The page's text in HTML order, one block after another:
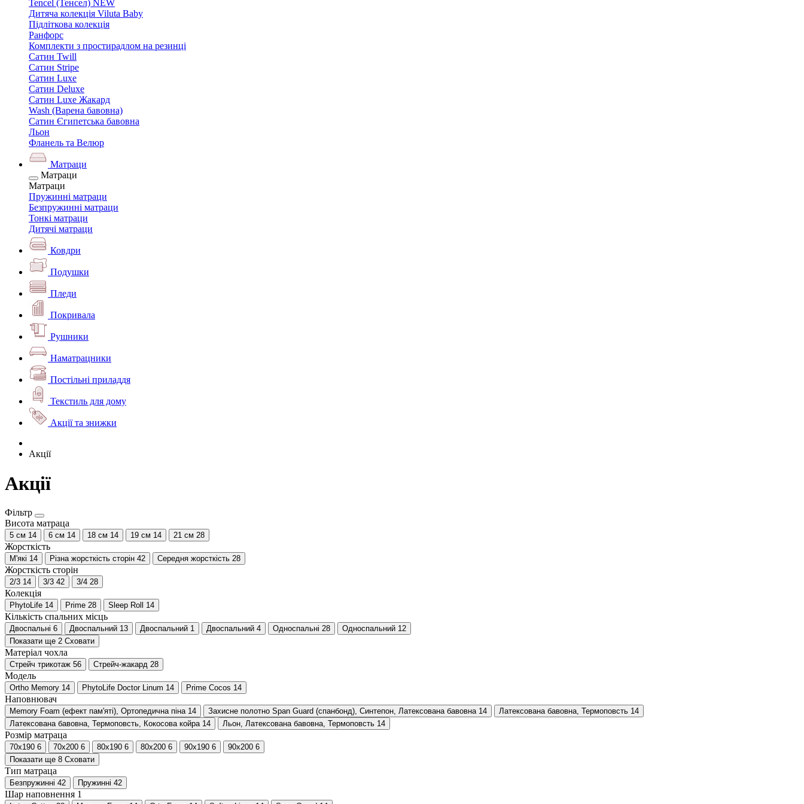
Tencel (Тенсел) NEW
Дитяча колекція Viluta Baby
Підліткова колекція
Ранфорс
Комплекти з простирадлом на резинці
Сатин Twill
Сатин Stripe
Сатин Luxe
Сатин Deluxe
Сатин Luxe Жакард
Wash (Варена бавовна)
Сатин Єгипетська бавовна
Льон
Фланель та Велюр
Матраци
Матраци
Матраци
Пружинні матраци
Безпружинні матраци
Тонкі матраци
Дитячі матраци
Ковдри
Подушки
Пледи
Покривала
Рушники
Наматрацники
Постільні приладдя
Текстиль для дому
Акції та знижки
Акції
Акції
Фільтр
Висота матраца
5 см 14 6 см 14 18 см 14 19 см 14 21 см 28
Жорсткість
М'які 14 Різна жорсткість сторін 42 Середня жорсткість 28
Жорсткість сторін
2/3 14 3/3 42 3/4 28
Колекція
PhytoLife 14 Prime 28 Sleep Roll 14
Кількість спальних місць
Двоспальні 6 Двоспальний 13 Двоспальний 1 Двоспальний 4 Односпальні 28 Односпальний 12
Показати ще 2 Сховати
Матеріал чохла
Стрейч трикотаж 56 Стрейч-жакард 28
Модель
Ortho Memory 14 PhytoLife Doctor Linum 14 Prime Cocos 14
Наповнювач
Memory Foam (ефект пам'яті), Ортопедична піна 14 Захисне полотно Span Guard (cпанбонд), Синтепон, Латексована бавовна 14 Латексована бавовна, Термоповсть 14
Латексована бавовна, Термоповсть, Кокосова койра 14 Льон, Латексована бавовна, Термоповсть 14
Розмір матраца
70х190 6 70х200 6 80х190 6 80х200 6 90х190 6 90х200 6
Показати ще 8 Сховати
Тип матраца
Безпружинні 42 Пружинні 42
Шар наповнення 1